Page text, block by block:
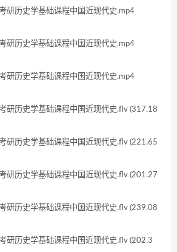
历史学基础课程中国近现代史.mp4
历史学基础课程中国近现代史.mp4
历史学基础课程中国近现代史.mp4
历史学基础课程中国近现代史.flv (317.18
历史学基础课程中国近现代史.flv (221.65
历史学基础课程中国近现代史.flv (201.27
历史学基础课程中国近现代史.flv (239.08
历史学基础课程中国近现代史.flv (202.3